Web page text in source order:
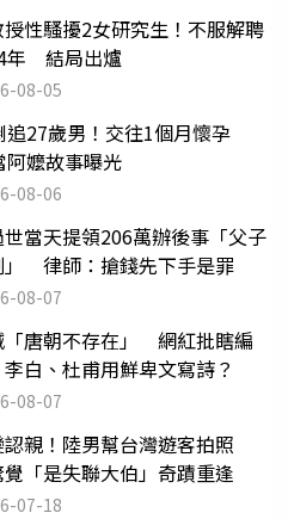
性騷擾2女研究生！不服解聘
年 結局出爐
08-05
追27歲男！交往1個月懷孕
阿嬤故事曝光
08-06
當天提領206萬辦後事「父子
」 律師：搶錢先下手是罪
08-07
「唐朝不存在」 網紅批瞎編
白、杜甫用鮮卑文寫詩？
08-07
親！陸男幫台灣遊客拍照
「是失聯大伯」奇蹟重逢
07-18